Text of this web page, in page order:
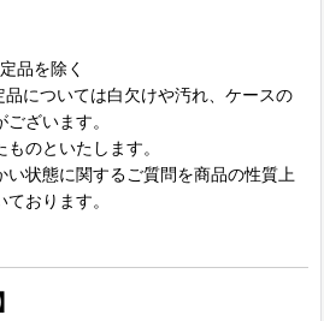
品を除く
品については白欠けや汚れ、ケースの
ざいます。
のといたします。
状態に関するご質問を商品の性質上
おります。